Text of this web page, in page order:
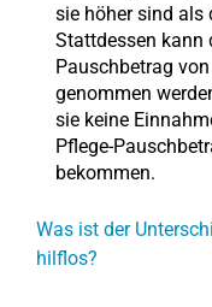
sie höher sind als
Stattdessen kann
Pauschbetrag
genommen
sie keine
Pflege-
bekommen.
Was ist der
hilflos?